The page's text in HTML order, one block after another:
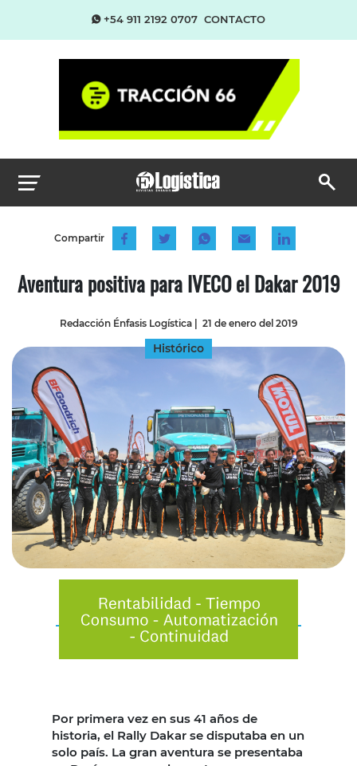
+54 911 2192 0707 CONTACTO
Compartir
Aventura positiva para IVECO el Dakar 2019
Redacción Énfasis Logística| 21 de enero del 2019
Histórico
Por primera vez en sus 41 años de
historia, el Rally Dakar se disputaba en un
solo país. La gran aventura se presentaba